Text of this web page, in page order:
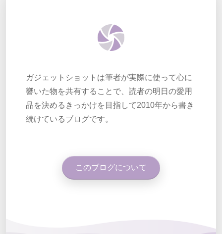
ガジェットショットは筆者が実際に使って心に
響いた物を共有することで、読者の明日の愛用
品を決めるきっかけを目指して2010年から書き
続けているブログです。
このブログについて